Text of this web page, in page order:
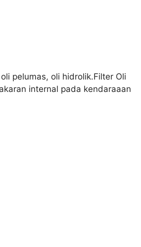
pelumas, oli hidrolik.Filter Oli
internal pada kendaraaan